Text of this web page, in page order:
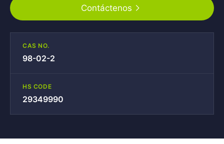
Contáctenos
CAS NO.
98-02-2
HS CODE
29349990